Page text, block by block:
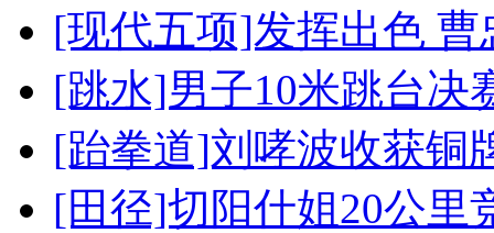
[现代五项]发挥出色
[跳水]男子10米跳台决
[跆拳道]刘哮波收获铜
[田径]切阳什姐20公里